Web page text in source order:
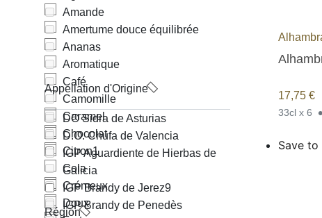
Amande
Amertume douce équilibrée
Ananas
Aromatique
Café
Camomille
Caramel
Chocolat
Citron1
Cola
Crémeux
Doux
Appellation d'Origine
DO Sidra de Asturias
D.O. Chufa de Valencia
IGP Aguardiente de Hierbas de
Galicia
IGP Brandy de Jerez9
IGP Brandy de Penedès
Région
17,75 €
33cl x 6 •
Save to